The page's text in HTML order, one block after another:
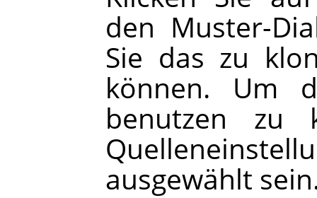
den Muster-
Sie das zu
können. Um
benutzen zu
ausgewählt